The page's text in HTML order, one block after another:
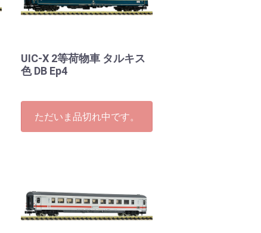
UIC-X 2等荷物車 タルキス
色 DB Ep4
ただいま品切れ中です。